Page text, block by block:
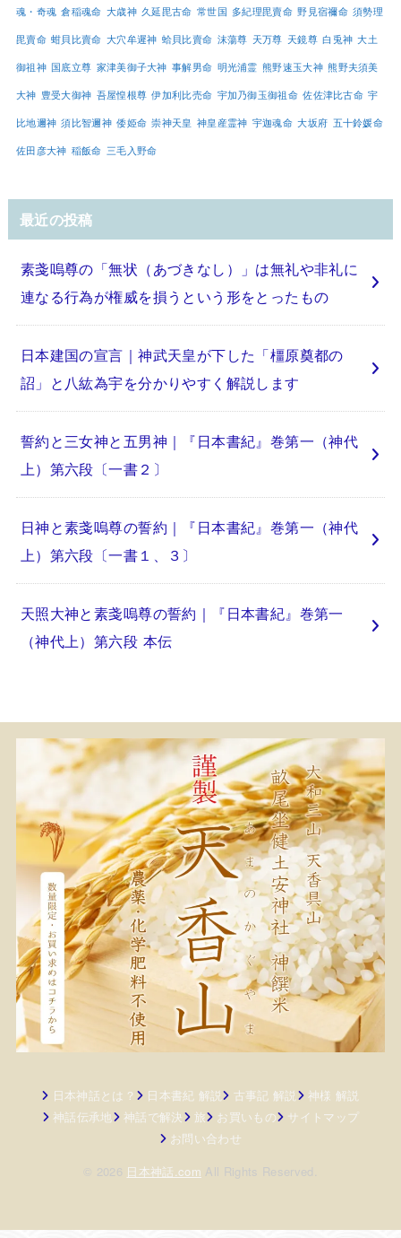
魂・奇魂 倉稲魂命 大歳神 久延毘古命 常世国 多紀理毘賣命 野見宿禰命 須勢理
毘賣命 蚶貝比賣命 大穴牟遲神 蛤貝比賣命 沫蕩尊 天万尊 天鏡尊 白兎神 大土
御祖神 国底立尊 家津美御子大神 事解男命 明光浦霊 熊野速玉大神 熊野夫須美
大神 豊受大御神 吾屋惶根尊 伊加利比売命 宇加乃御玉御祖命 佐佐津比古命 宇
比地邇神 須比智邇神 倭姫命 崇神天皇 神皇産霊神 宇迦魂命 大坂府 五十鈴媛命
佐田彦大神 稲飯命 三毛入野命
最近の投稿
素戔嗚尊の「無状（あづきなし）」は無礼や非礼に
連なる行為が権威を損うという形をとったもの
日本建国の宣言｜神武天皇が下した「橿原奠都の
詔」と八紘為宇を分かりやすく解説します
誓約と三女神と五男神｜『日本書紀』巻第一（神代
上）第六段〔一書２〕
日神と素戔嗚尊の誓約｜『日本書紀』巻第一（神代
上）第六段〔一書１、３〕
天照大神と素戔嗚尊の誓約｜『日本書紀』巻第一
（神代上）第六段 本伝
日本神話とは？ 日本書紀 解説 古事記 解説
神様 解説
神話伝承地
神話で解決 旅 お買いもの
サイトマップ
お問い合わせ
© 2026 日本神話.com All Rights Reserved.